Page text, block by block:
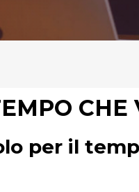
CHE
per il